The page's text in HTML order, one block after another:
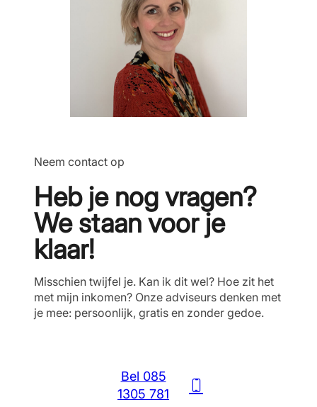
Neem contact op
Heb je nog vragen?
We staan voor je
klaar!
Misschien twijfel je. Kan ik dit wel? Hoe zit het
met mijn inkomen? Onze adviseurs denken met
je mee: persoonlijk, gratis en zonder gedoe.
Bel 085
1305 781